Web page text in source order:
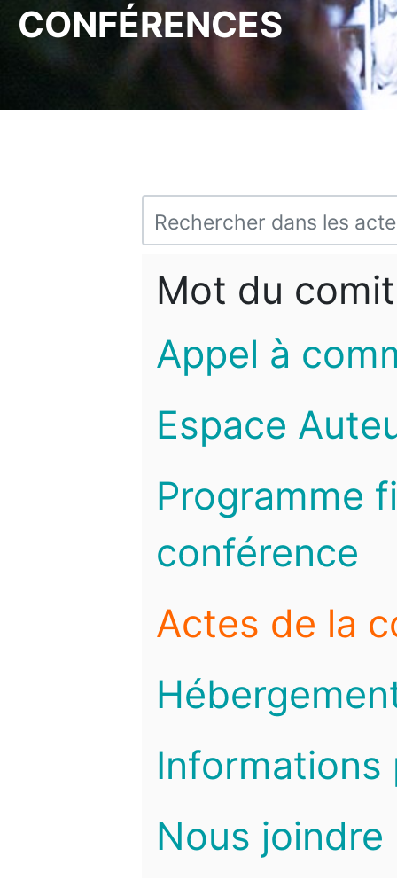
CONFÉRENCES
Mot du
Appel à
Espace
Programme
conférence
Actes de la
Informations
Nous joindre